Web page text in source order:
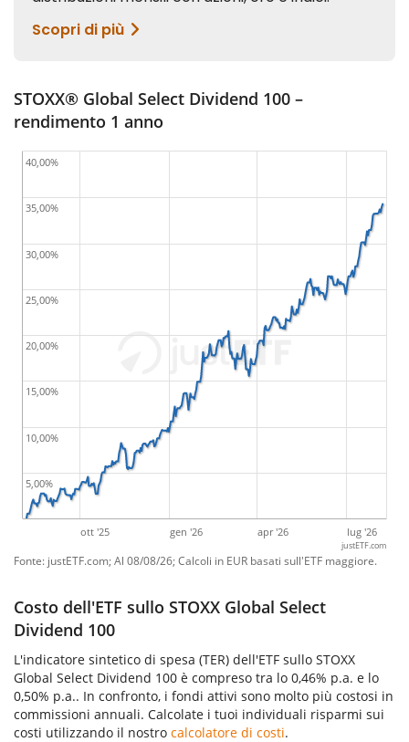
STOXX® Global Select Dividend 100 –
rendimento 1 anno
ott '25 gen '26 apr '26 lug '26
5,00%
10,00%
15,00%
20,00%
25,00%
30,00%
35,00%
40,00%
justETF.com
Fonte: justETF.com; Al 08/08/26; Calcoli in EUR basati sull'ETF maggiore.
Costo dell'ETF sullo STOXX Global Select
Dividend 100
L'indicatore sintetico di spesa (TER) dell'ETF sullo STOXX
Global Select Dividend 100 è compreso tra lo 0,46% p.a. e lo
0,50% p.a.. In confronto, i fondi attivi sono molto più costosi in
commissioni annuali. Calcolate i tuoi individuali risparmi sui
costi utilizzando il nostro calcolatore di costi.